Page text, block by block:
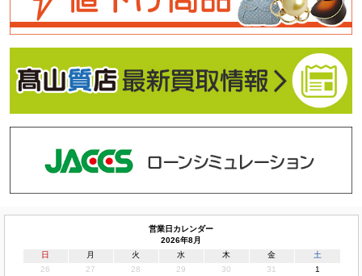
営業日カレンダー
2026年8月
日
月 火 水 木 金
土
26
27 28 29 30 31
1